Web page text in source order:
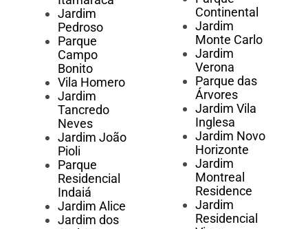
Jardim
Pedroso
Parque
Campo
Bonito
Vila Homero
Jardim
Tancredo
Neves
Jardim João
Pioli
Parque
Residencial
Indaiá
Jardim Alice
Jardim dos
Continental
Jardim
Monte Carlo
Jardim
Verona
Parque das
Árvores
Jardim Vila
Inglesa
Jardim Novo
Horizonte
Jardim
Montreal
Residence
Jardim
Residencial